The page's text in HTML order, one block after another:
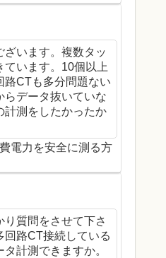
ざいます。複数タッ
ています。10個以上
路CTも多分問題ない
らデータ抜いていな
計測をしたかったか
電力を安全に測る方
質問をさせて下さ
回路CT接続している
計測できますか。